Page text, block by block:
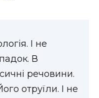
І не
В
речовини.
отруїли. І не